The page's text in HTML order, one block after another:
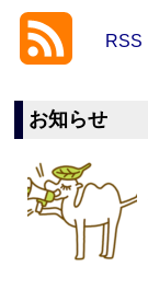
RSS
お知らせ